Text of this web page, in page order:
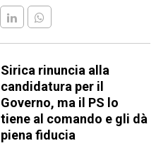
Sirica rinuncia alla
candidatura per il
Governo, ma il PS lo
tiene al comando e gli dà
piena fiducia